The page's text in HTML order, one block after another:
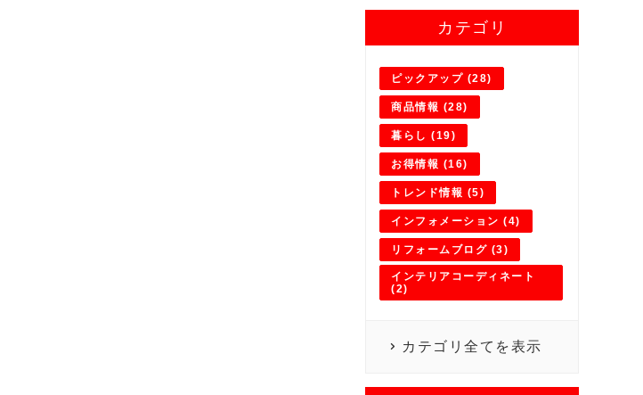
カテゴリ
ピックアップ (28)
商品情報 (28)
暮らし (19)
お得情報 (16)
トレンド情報 (5)
インフォメーション (4)
リフォームブログ (3)
インテリアコーディネート
(2)
カテゴリ全てを表示